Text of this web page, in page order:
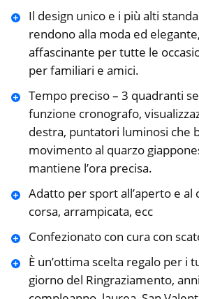
Il design unico e i più alti
rendono alla moda ed
affascinante per tutte le
per familiari e amici.
Tempo preciso – 3 quadranti
funzione cronografo,
destra, puntatori luminosi che
movimento al quarzo
mantiene l’ora precisa.
Adatto per sport all’aperto e al
corsa, arrampicata, ecc
Confezionato con cura con
È un’ottima scelta regalo per i
giorno del Ringraziamento,